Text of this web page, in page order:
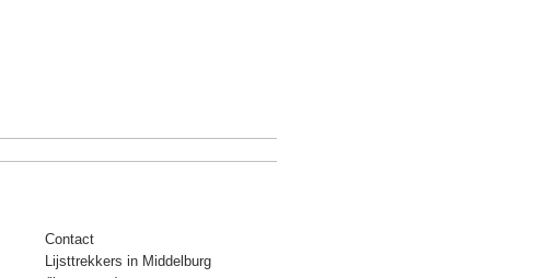
Contact
Lijsttrekkers in Middelburg